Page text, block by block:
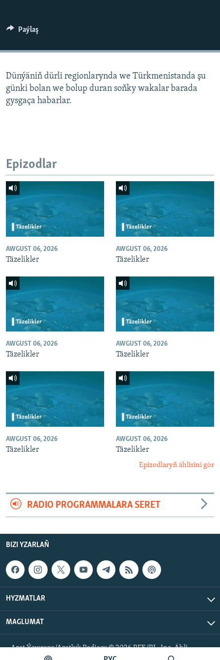
Paýlaş
Dünýäniň dürli regionlarynda we Türkmenistanda şu
günki bolan we bolup duran soňky wakalar barada
gysgaça habarlar.
Epizodlar
AWGUST 06, 2026
Täzelikler
AWGUST 06, 2026
Täzelikler
AWGUST 06, 2026
Täzelikler
AWGUST 06, 2026
Täzelikler
AWGUST 06, 2026
Täzelikler
AWGUST 06, 2026
Täzelikler
Epizodlaryň ählisini gör
RADIO PROGRAMMALARA SERET
BIZI YZARLAŇ
HYZMATLAR
MAGLUMAT
Azat Ýewropa/Azatlyk Radiosy © 2026 RFE/RL, Inc. Ähli
hukuklar goralan.